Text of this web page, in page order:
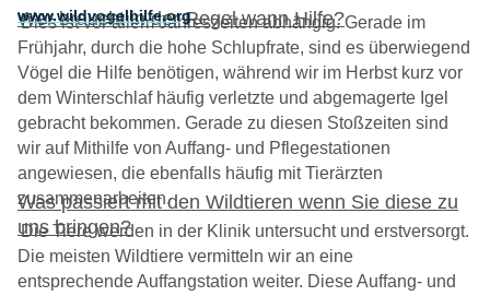
www.wildvogelhilfe.org.
Wer braucht in der Regel wann Hilfe?
Dies ist vor allem Jahreszeiten abhängig. Gerade im
Frühjahr, durch die hohe Schlupfrate, sind es überwiegend
Vögel die Hilfe benötigen, während wir im Herbst kurz vor
dem Winterschlaf häufig verletzte und abgemagerte Igel
gebracht bekommen. Gerade zu diesen Stoßzeiten sind
wir auf Mithilfe von Auffang- und Pflegestationen
angewiesen, die ebenfalls häufig mit Tierärzten
zusammenarbeiten.
Waspassiert mit den Wildtieren wenn Sie diese zu
uns bringen?
Die Tiere werden in der Klinik untersucht und erstversorgt.
Die meisten Wildtiere vermitteln wir an eine
entsprechende Auffangstation weiter. Diese Auffang- und